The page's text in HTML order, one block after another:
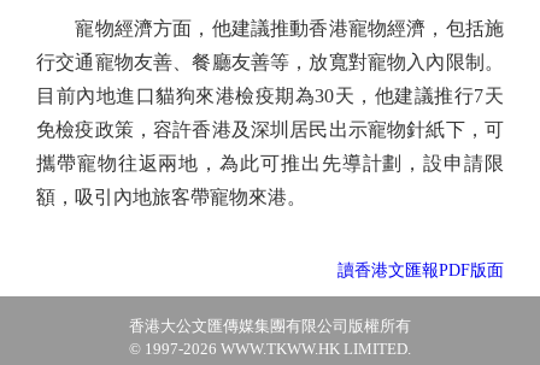
寵物經濟方面，他建議推動香港寵物經濟，包括施
行交通寵物友善、餐廳友善等，放寬對寵物入內限制。
目前內地進口貓狗來港檢疫期為30天，他建議推行7天
免檢疫政策，容許香港及深圳居民出示寵物針紙下，可
攜帶寵物往返兩地，為此可推出先導計劃，設申請限
額，吸引內地旅客帶寵物來港。
讀香港文匯報PDF版面
香港大公文匯傳媒集團有限公司版權所有
© 1997-2026 WWW.TKWW.HK LIMITED.